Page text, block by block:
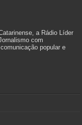
a Rádio Líder
com
popular e